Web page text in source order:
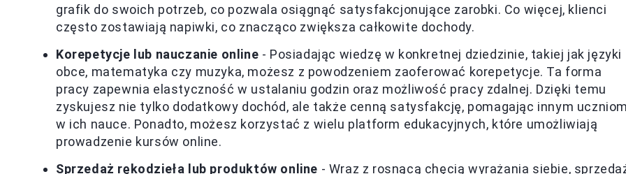
grafik do swoich potrzeb, co pozwala osiągnąć satysfakcjonujące zarobki. Co więcej, klienci
często zostawiają napiwki, co znacząco zwiększa całkowite dochody.
Korepetycje lub nauczanie online - Posiadając wiedzę w konkretnej dziedzinie, takiej jak języki
obce, matematyka czy muzyka, możesz z powodzeniem zaoferować korepetycje. Ta forma
pracy zapewnia elastyczność w ustalaniu godzin oraz możliwość pracy zdalnej. Dzięki temu
zyskujesz nie tylko dodatkowy dochód, ale także cenną satysfakcję, pomagając innym
w ich nauce. Ponadto, możesz korzystać z wielu platform edukacyjnych, które umożliwiają
prowadzenie kursów online.
Sprzedaż rękodzieła lub produktów online - Wraz z rosnącą chęcią wyrażania siebie,